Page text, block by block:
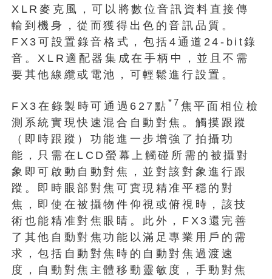
XLR麥克風，可以將數位音訊資料直接傳
輸到機身，從而獲得出色的音訊品質。
FX3可設置錄音格式，包括4通道24-bit錄
音。XLR適配器集成在手柄中，並且不需
要其他線纜或電池，可輕鬆進行設置。
FX3在錄製時可通過627點 *7 焦平面相位檢
測系統實現快速混合自動對焦。觸摸跟蹤
（即時跟蹤）功能進一步增強了拍攝功
能，只需在LCD螢幕上觸碰所需的被攝對
象即可啟動自動對焦，並對該對象進行跟
蹤。即時眼部對焦可實現精准平穩的對
焦，即使在被攝物件仰視或俯視時，該技
術也能精准對焦眼睛。此外，FX3還完善
了其他自動對焦功能以滿足專業用戶的需
求，包括自動對焦時的自動對焦過渡速
度，自動對焦主體移動靈敏度，手動對焦